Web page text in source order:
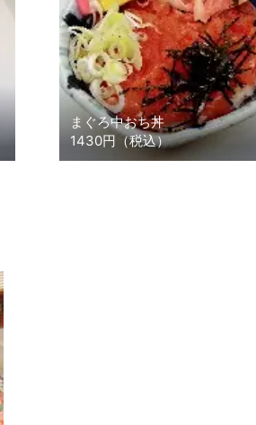
まぐろ中おち丼
1430円（税込）